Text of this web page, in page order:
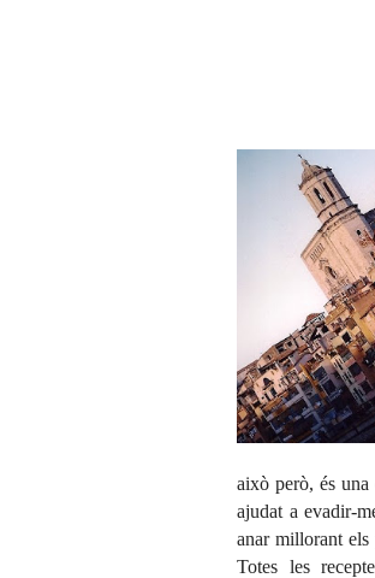
això però, és
ajudat a evadir-
anar millorant els
Totes les